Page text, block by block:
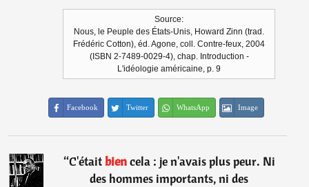
Source:
Nous, le Peuple des États-Unis, Howard Zinn (trad.
Frédéric Cotton), éd. Agone, coll. Contre-feux, 2004
(ISBN 2-7489-0029-4), chap. Introduction -
L'idéologie américaine, p. 9
Facebook Twitter WhatsApp Image
“C'étaitbiencela : je n'avais plus peur. Ni
des hommes importants, ni des